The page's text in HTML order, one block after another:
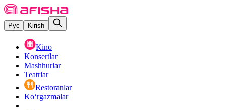
Рус Kirish
Kino
Konsertlar
Mashhurlar
Teatrlar
Restoranlar
Ko‘rgazmalar